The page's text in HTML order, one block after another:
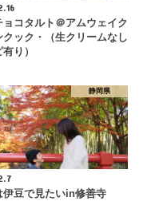
ョコタルト＠アムウェイク
クック・（生クリームなし
り）
静岡県
伊豆で見たいin修善寺